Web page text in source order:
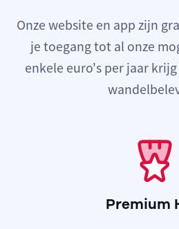
Onze website en app zijn
je toegang tot al onze
enkele euro's per jaar
Premium